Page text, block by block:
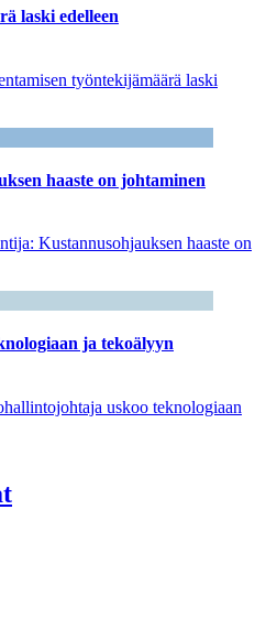
laski edelleen
työntekijämäärä laski
haaste on johtaminen
Kustannusohjauksen haaste on
ja tekoälyyn
uskoo teknologiaan